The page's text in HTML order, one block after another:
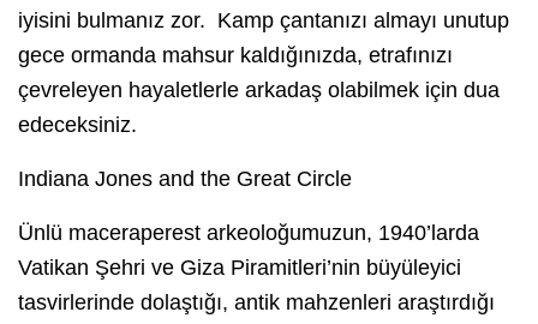
iyisini bulmanız zor. Kamp çantanızı almayı unutup
gece ormanda mahsur kaldığınızda, etrafınızı
çevreleyen hayaletlerle arkadaş olabilmek için dua
edeceksiniz.
Indiana Jones and the Great Circle
Ünlü maceraperest arkeoloğumuzun, 1940’larda
Vatikan Şehri ve Giza Piramitleri’nin büyüleyici
tasvirlerinde dolaştığı, antik mahzenleri araştırdığı